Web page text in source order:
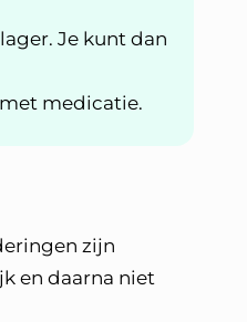
Je kunt dan
medicatie.
zijn
en daarna niet